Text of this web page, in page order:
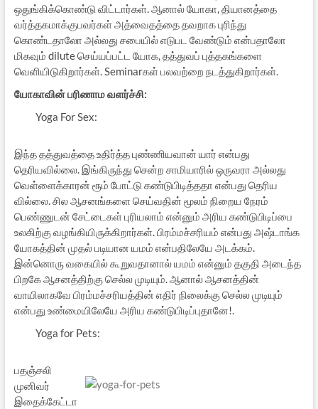
ஒதுங்கிக்கொண்டு விட்டார்கள். ஆனால் யோகா, தியானத்தை
வர்த்தகமாக்குபவர்கள் அத்வைதத்தை தவறாக புரிந்து
கொண்டதாலோ அல்லது சபையில் எடுபட வேண்டும் என்பதாலோ
மிகவும் dilute செய்யப்பட்ட யோக, தத்துவப் புத்தகங்களை
வெளியிடுகிறார்கள். Seminarகள் பலவற்றை நடத்துகிறார்கள்.
யோகாவின் பரிணாம வளர்ச்சி:
Yoga For Sex:
இந்த தத்துவத்தை உதிர்த்த புண்ணியவான் யார் என்பது
தெரியவில்லை. இங்கிருந்து சென்ற சாமியாரில் ஒருவரா அல்லது
வெள்ளைக்காரன் ரூம் போட்டு கண்டுபிடித்ததா என்பது தெரிய
வில்லை. சில ஆசனங்களை செய்வதின் மூலம் நிறைய நேரம்
பெண்ணுடன் சேட்டைகள் புரியலாம் என்னும் அரிய கண்டுபிடிப்பை
உலகிற்கு வழங்கியிருக்கிறார்கள். பிரம்மச்சரியம் என்பது அஷ்டாங்க
யோகத்தின் முதல் படியான யமம் என்பதிலேயே அடக்கம்.
இன்னொரு வகையில் கூறுவதானால் யமம் என்னும் தகுதி அடைந்த
பிறகே ஆசனத்திற்கு செல்ல முடியும். ஆனால் ஆசனத்தின்
வாயிலாகவே பிரம்மச்சரியத்தின் எதிர் நிலைக்கு செல்ல முடியும்
என்பது உண்மையிலேயே அரிய கண்டுபிடிப்புதானே!.
Yoga for Pets:
பதஞ்சலி
முனிவர்
இதைக்கேட்டா